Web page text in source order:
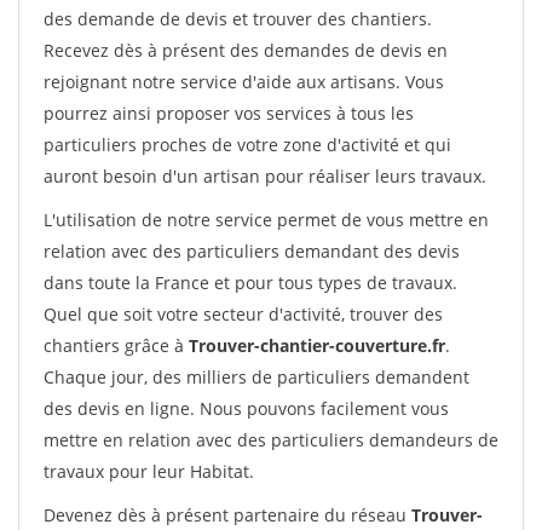
des demande de devis et trouver des chantiers.
Recevez dès à présent des demandes de devis en
rejoignant notre service d'aide aux artisans. Vous
pourrez ainsi proposer vos services à tous les
particuliers proches de votre zone d'activité et qui
auront besoin d'un artisan pour réaliser leurs travaux.
L'utilisation de notre service permet de vous mettre en
relation avec des particuliers demandant des devis
dans toute la France et pour tous types de travaux.
Quel que soit votre secteur d'activité, trouver des
chantiers grâce à Trouver-chantier-couverture.fr.
Chaque jour, des milliers de particuliers demandent
des devis en ligne. Nous pouvons facilement vous
mettre en relation avec des particuliers demandeurs de
travaux pour leur Habitat.
Devenez dès à présent partenaire du réseau Trouver-